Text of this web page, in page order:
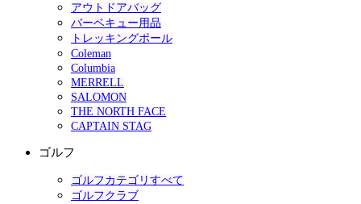
アウトドアバッグ
バーベキュー用品
トレッキングポール
Coleman
Columbia
MERRELL
SALOMON
THE NORTH FACE
CAPTAIN STAG
ゴルフ
ゴルフカテゴリすべて
ゴルフクラブ